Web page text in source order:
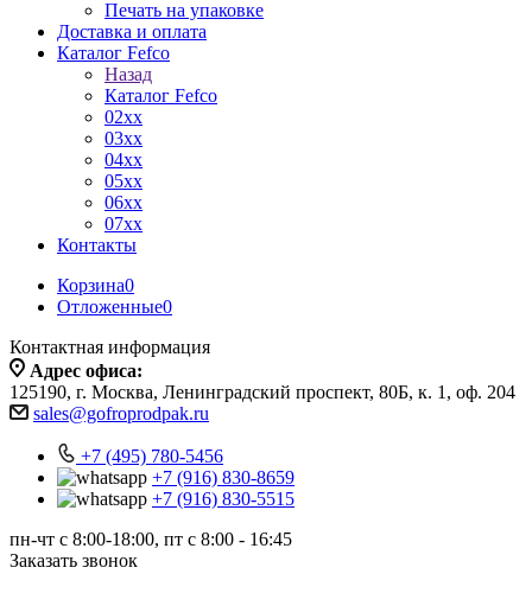
Печать на упаковке
Доставка и оплата
Каталог Fefco
Назад
Каталог Fefco
02xx
03xx
04xx
05xx
06xx
07xx
Контакты
Корзина0
Отложенные0
Контактная информация
Адрес офиса:
125190, г. Москва, Ленинградский проспект, 80Б, к. 1, оф. 204
sales@gofroprodpak.ru
+7 (495) 780-5456
+7 (916) 830-8659
+7 (916) 830-5515
пн-чт c 8:00-18:00, пт с 8:00 - 16:45
Заказать звонок